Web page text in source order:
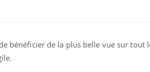
bénéficier de la plus belle vue sur tout